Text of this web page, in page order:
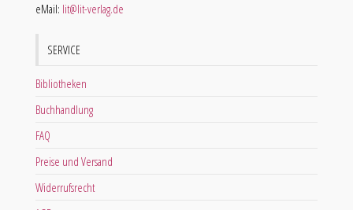
eMail: lit@lit-verlag.de
SERVICE
Bibliotheken
Buchhandlung
FAQ
Preise und Versand
Widerrufsrecht